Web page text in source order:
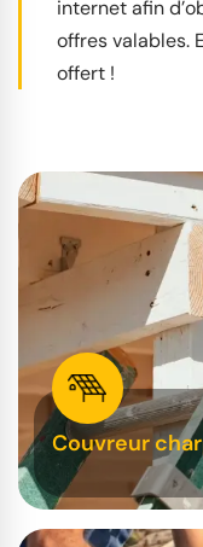
internet afin
offres valables.
offert !
Couvreur